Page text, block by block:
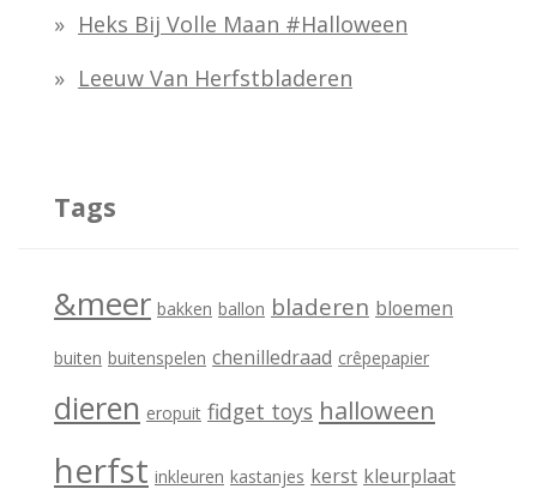
r
:
Heks Bij Volle Maan #halloween
Leeuw Van Herfstbladeren
Tags
&meer bakken ballon bladeren bloemen
buiten buitenspelen chenilledraad crêpepapier
dieren eropuit fidget toys halloween
herfst inkleuren kastanjes kerst kleurplaat